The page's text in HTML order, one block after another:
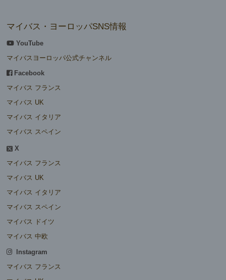
マイバス・ヨーロッパSNS情報
YouTube
マイバスヨーロッパ公式チャンネル
Facebook
マイバス フランス
マイバス UK
マイバス イタリア
マイバス スペイン
X
マイバス フランス
マイバス UK
マイバス イタリア
マイバス スペイン
マイバス ドイツ
マイバス 中欧
Instagram
マイバス フランス